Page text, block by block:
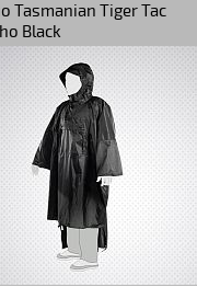
Tasmanian Tiger Tac
Black